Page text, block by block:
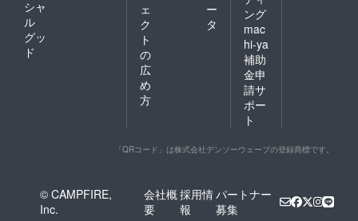
シャ
ル
グッ
ド
ェ
ク
ト
の
広
め
方
ー
タ
ング
mac
hi-ya
補助
金申
請サ
ポー
ト
「QRコード」は株式会社デンソーウェーブの登録商標です。
© CAMPFIRE,
Inc.
会社概
要
採用情
報
パートナー
募集